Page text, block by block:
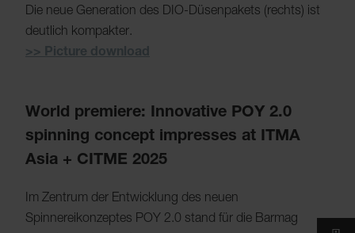
Die neue Generation des DIO-Düsenpakets (rechts) ist
deutlich kompakter.
>> Picture download
World premiere: Innovative POY 2.0
spinning concept impresses at ITMA
Asia + CITME 2025
Im Zentrum der Entwicklung des neuen
Spinnereikonzeptes POY 2.0 stand für die Barmag